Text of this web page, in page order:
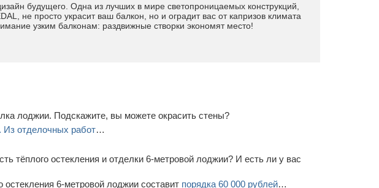
будущего. Одна из лучших в мире светопроницаемых конструкций,
не просто украсит ваш балкон, но и оградит вас от капризов климата
узким балконам: раздвижные створки экономят место!
лоджии. Подскажите, вы можете окрасить стены?
Из отделочных работ…
тёплого остекления и отделки 6-метровой лоджии? И есть ли у вас
остекления 6-метровой лоджии составит порядка 60 000 рублей…